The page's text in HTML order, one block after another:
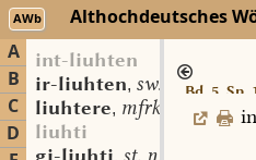
AWb Althochdeutsches
A
B
C
D
int-liuhten
ir-liuhten, sw. v.
liuhtere, mfrk. st. m.
liuhti
,
Bd. 5, Sp.